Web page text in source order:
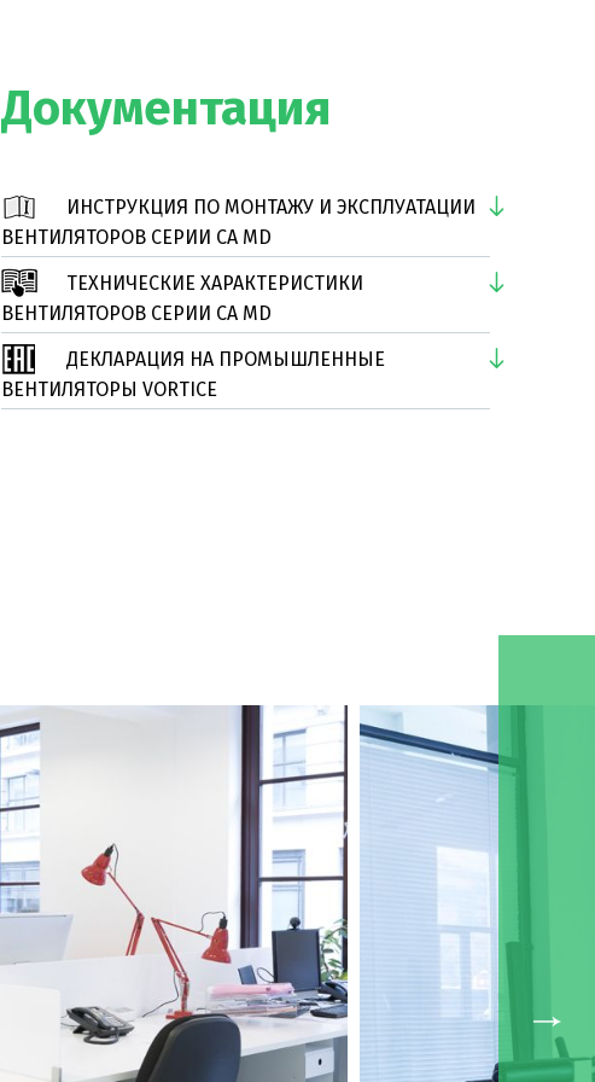
Документация
ИНСТРУКЦИЯ ПО МОНТАЖУ И ЭКСПЛУАТАЦИИ
ВЕНТИЛЯТОРОВ СЕРИИ CA MD
ТЕХНИЧЕСКИЕ ХАРАКТЕРИСТИКИ
ВЕНТИЛЯТОРОВ СЕРИИ CA MD
ДЕКЛАРАЦИЯ НА ПРОМЫШЛЕННЫЕ
ВЕНТИЛЯТОРЫ VORTICE